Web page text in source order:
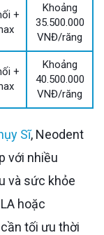
+
Khoảng
35.500.000
VNĐ/răng
+
Khoảng
40.500.000
VNĐ/răng
Sĩ, Neodent
với nhiều
và sức khỏe
hoặc
tối ưu thời